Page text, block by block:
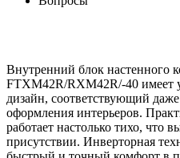
Внутренний блок настенного
FTXM42R/RXM42R/-40 имеет
дизайн, соответствующий
оформления интерьеров.
работает настолько тихо, что
присутствии. Инверторная